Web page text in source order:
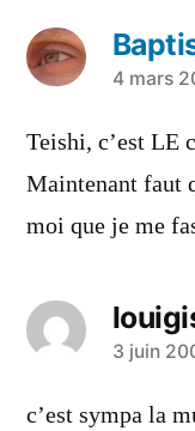
a
dit :
4 mars
Teishi, c’est LE
Maintenant faut
moi que je me
a
dit :
3 juin
c’est sympa la